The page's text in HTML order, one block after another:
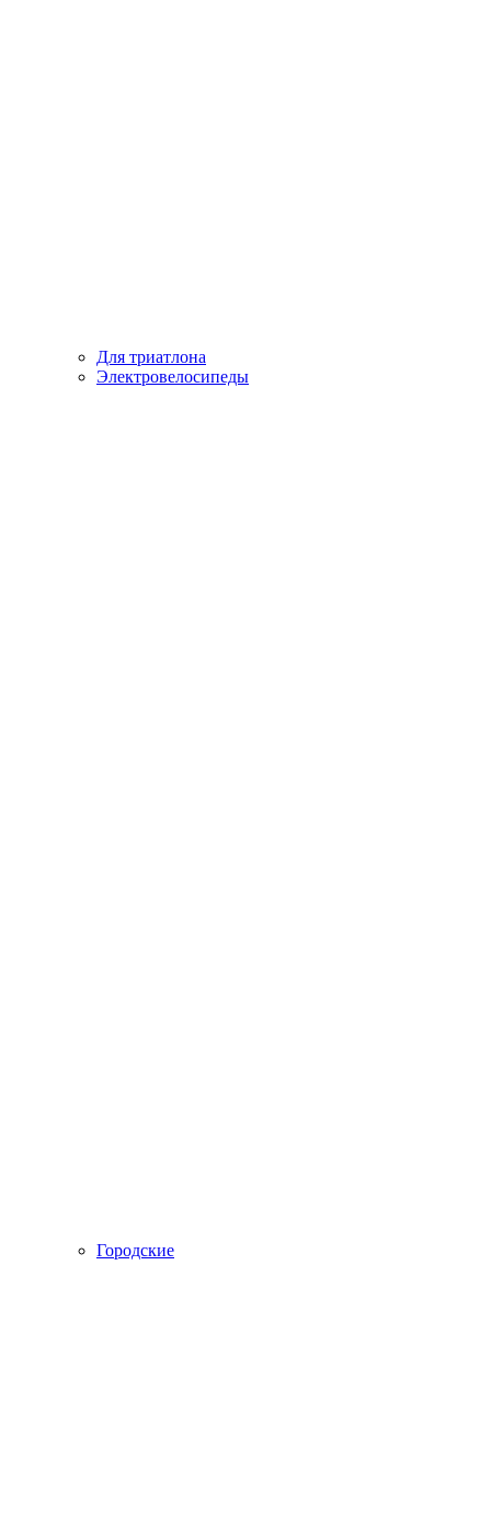
Для триатлона
Электровелосипеды
Городские